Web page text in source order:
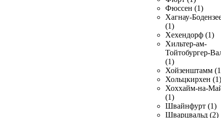
Фюссен (1)
Хагнау-
(1)
Хехендорф (1)
Хильтер-ам-
Тойтобургер-
(1)
Хойзенштамм
Хольцкирхен (1)
Хоххайм-на-
(1)
Швайнфурт (1)
Шварцвальд (2)